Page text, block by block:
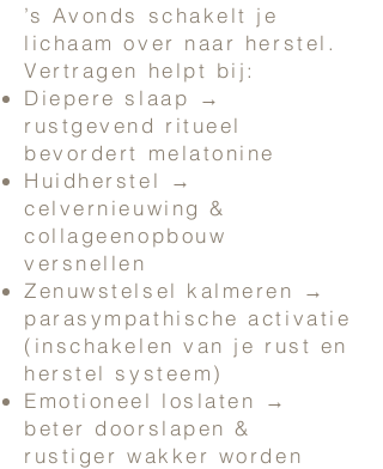
’s Avonds schakelt je
lichaam over naar herstel.
Vertragen helpt bij:
Diepere slaap →
rustgevend ritueel
bevordert melatonine
Huidherstel →
celvernieuwing &
collageenopbouw
versnellen
Zenuwstelsel kalmeren →
parasympathische activatie
(inschakelen van je rust en
herstel systeem)
Emotioneel loslaten →
beter doorslapen &
rustiger wakker worden